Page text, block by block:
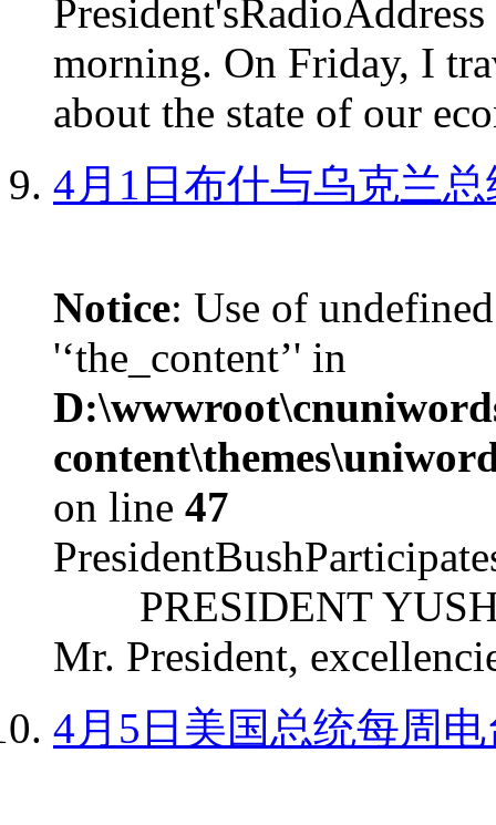
morning. On Friday, I
about the state of our
4月1日布什与乌克兰
Notice: Use of
'‘the_content’' in
on line 47
PRESIDENT
Mr. President,
4月5日美国总统每周